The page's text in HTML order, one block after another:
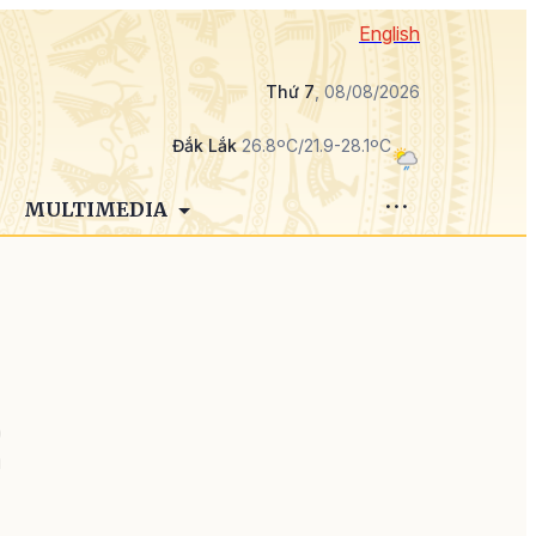
English
Thứ 7, 08/08/2026
Đắk Lắk26.8ºC/21.9-28.1ºC
MULTIMEDIA